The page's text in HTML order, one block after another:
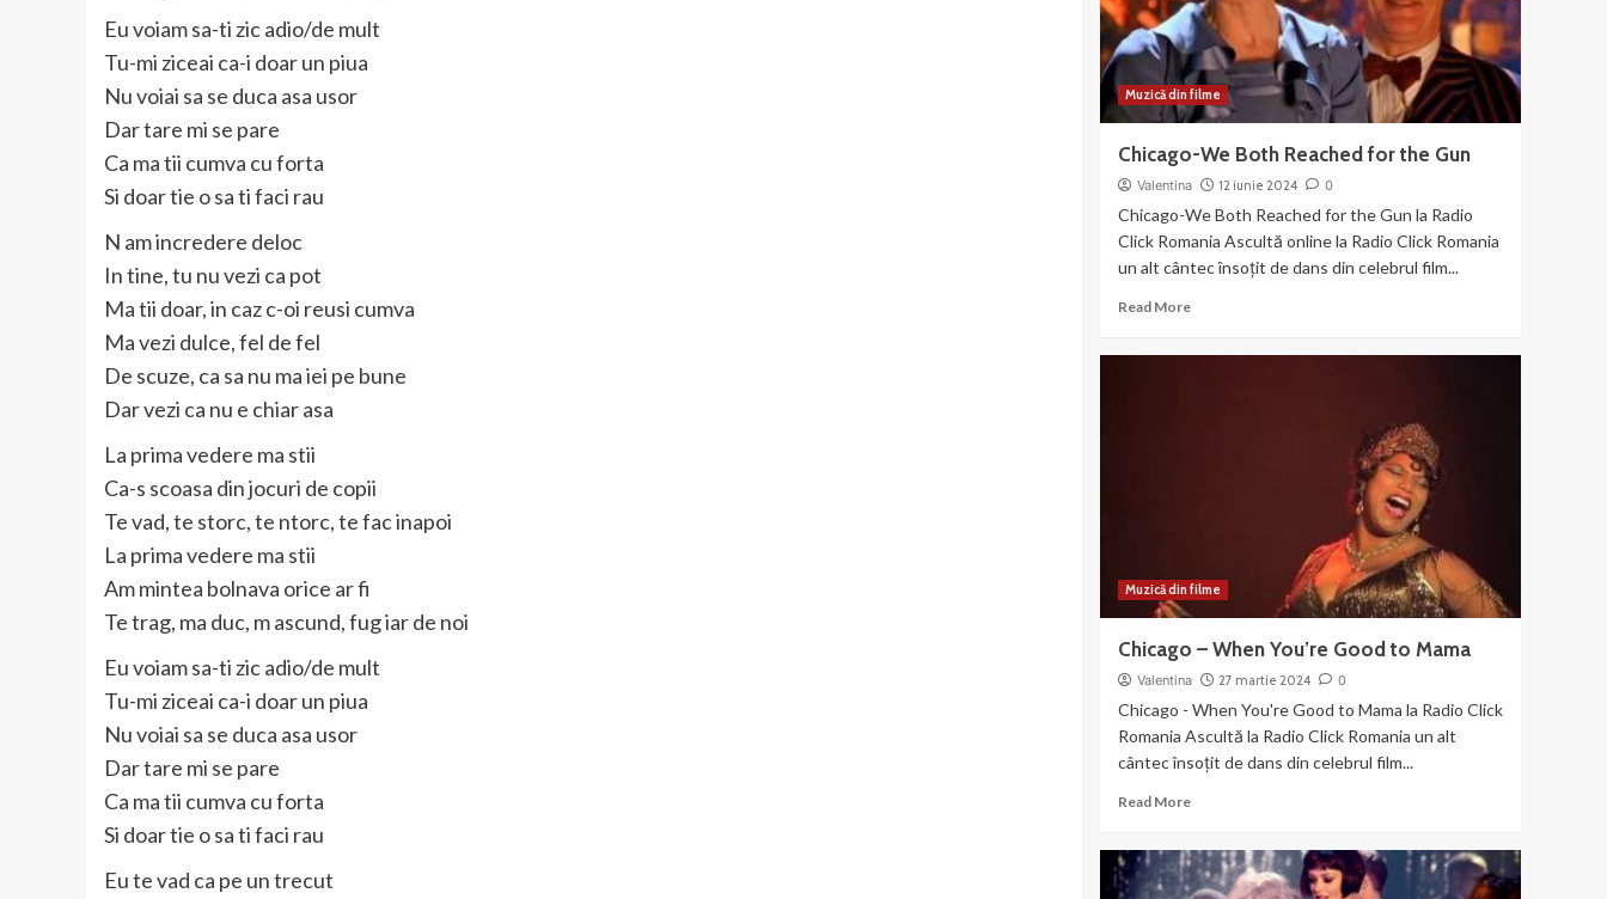
Eu voiam sa-ti zic adio/de mult
Tu-mi ziceai ca-i doar un piua
Nu voiai sa se duca asa usor
Dar tare mi se pare
Ca ma tii cumva cu forta
Si doar tie o sa ti faci rau
N am incredere deloc
In tine, tu nu vezi ca pot
Ma tii doar, in caz c-oi reusi cumva
Ma vezi dulce, fel de fel
De scuze, ca sa nu ma iei pe bune
Dar vezi ca nu e chiar asa
La prima vedere ma stii
Ca-s scoasa din jocuri de copii
Te vad, te storc, te ntorc, te fac inapoi
La prima vedere ma stii
Am mintea bolnava orice ar fi
Te trag, ma duc, m ascund, fug iar de noi
Eu voiam sa-ti zic adio/de mult
Tu-mi ziceai ca-i doar un piua
Nu voiai sa se duca asa usor
Dar tare mi se pare
Ca ma tii cumva cu forta
Si doar tie o sa ti faci rau
Eu te vad ca pe un trecut
(2003)
Muzică din filme
Chicago-We Both Reached for the Gun
Valentina 12 iunie 2024 0
Chicago-We Both Reached for the Gun la Radio
Click Romania Ascultă online la Radio Click Romania
un alt cântec însoțit de dans din celebrul film...
Read MoreRead
Muzică din filme
Chicago – When You’re Good to Mama
Valentina 27 martie 2024 0
Chicago - When You're Good to Mama la Radio Click
Romania Ascultă la Radio Click Romania un alt
cântec însoțit de dans din celebrul film...
Read MoreRead
Chicago
–